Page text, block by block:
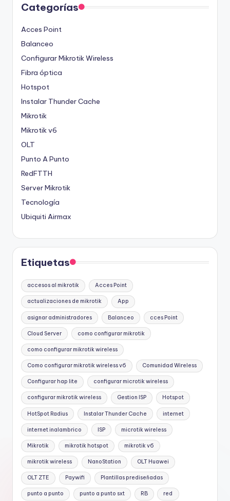
Categorías
Acces Point
Balanceo
Configurar Mikrotik Wireless
Fibra óptica
Hotspot
Instalar Thunder Cache
Mikrotik
Mikrotik v6
OLT
Punto A Punto
RedFTTH
Server Mikrotik
Tecnología
Ubiquiti Airmax
Etiquetas
accesos al mikrotik Acces Point
actualizaciones de mikrotik App
asignar administradores Balanceo cces Point
Cloud Server como configurar mikrotik
como configurar mikrotik wireless
Como configurar mikrotik wireless v6 Comunidad Wireless
Configurar hap lite configurar microtik wireless
configurar mikrotik wireless Gestion ISP Hotspot
HotSpot Radius Instalar Thunder Cache internet
internet inalambrico ISP microtik wireless
Mikrotik mikrotik hotspot mikrotik v6
mikrotik wireless NanoStation OLT Huawei
OLT ZTE Paywifi Plantillas prediseñadas
punto a punto punto a punto sxt RB red